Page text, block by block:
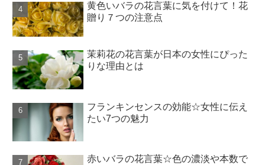
黄色いバラの花言葉に気を付けて！花
贈り７つの注意点
茉莉花の花言葉が日本の女性にぴった
りな理由とは
フランキンセンスの効能☆女性に伝え
たい7つの魅力
赤いバラの花言葉☆色の濃淡や本数で